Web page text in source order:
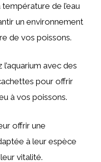
de l’eau
un environnement
de vos poissons.
avec des
pour offrir
à vos poissons.
offrir une
à leur espèce
vitalité.